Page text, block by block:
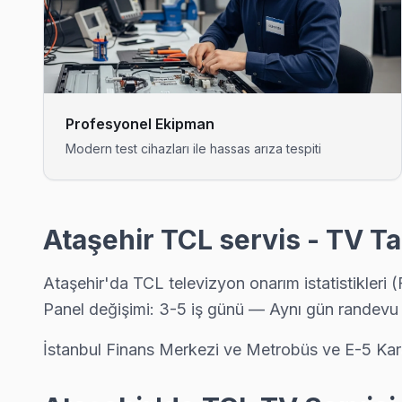
Fetih mahallesi TCL TV servisinde şeffaf çalışıyoruz: hangi
Fetih TCL Açılmıyor Arıza →
İçerenköy TCL Servis
Ataşehir'da İçerenköy mahallesi TCL kullanıcıları arıza
TCL Servis Merkezi →
Kayışdağı TCL Servis
Kayışdağı mahallesi TCL TV servisinde şeffaf çalışıyoruz:
Kayışdağı TCL Açılmıyor Arıza →
Küçükbakkalköy TCL Servis
Profesyonel Ekipman
Modern test cihazları ile hassas arıza tespiti
Ataşehir TCL servis - TV
Ataşehir'da TCL televizyon onarım istatistikleri
Panel değişimi: 3-5 iş günü — Aynı gün randevu
İstanbul Finans Merkezi ve Metrobüs ve E-5